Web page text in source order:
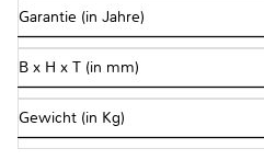
Garantie (in Jahre)
B x H x T (in mm)
Gewicht (in Kg)